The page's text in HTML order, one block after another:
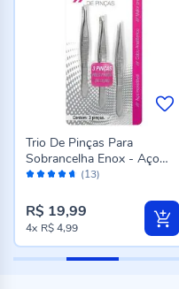
Avaliação: (13)
Trio De Pinças Para
Sobrancelha Enox - Aço
Inox
R$ 19,99
4x R$ 4,99